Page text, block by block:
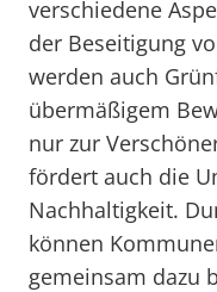
verschiedene
der Beseitigung
werden auch
übermäßigem
nur zur
fördert auch die
Nachhaltigkeit.
können
gemeinsam dazu